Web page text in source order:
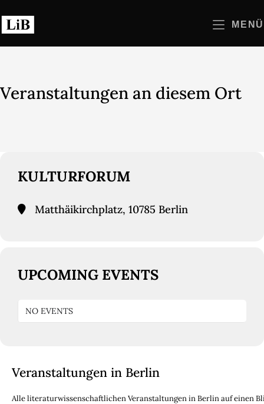
Inhalt
springen
MENÜ
Veranstaltungen an diesem Ort
KULTURFORUM
Matthäikirchplatz, 10785 Berlin
UPCOMING EVENTS
NO EVENTS
Veranstaltungen in Berlin
Alle literaturwissenschaftlichen Veranstaltungen in Berlin auf einen